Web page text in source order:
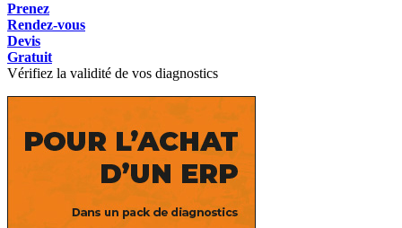
Prenez
Rendez-vous
Devis
Gratuit
Vérifiez la validité de vos diagnostics